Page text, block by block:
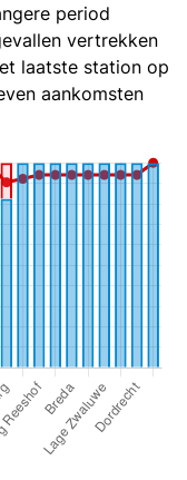
period
vertrekken
laatste station op
aankomsten